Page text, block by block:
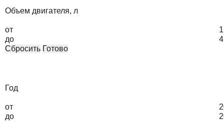
Объем двигателя, л
от
до
Сбросить Готово
Год
от
до